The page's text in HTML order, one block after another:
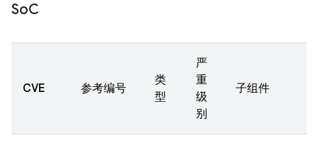
SoC
CVE 参考编号
类
型
严
重
级
别
子组件